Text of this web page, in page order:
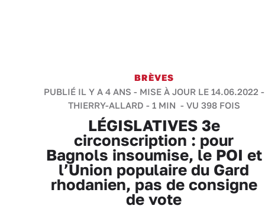
BRÈVES
PUBLIÉ IL Y A 4 ANS - MISE À JOUR LE 14.06.2022 -
THIERRY-ALLARD - 1 MIN - VU 398 FOIS
LÉGISLATIVES 3e
circonscription : pour
Bagnols insoumise, le POI et
l’Union populaire du Gard
rhodanien, pas de consigne
de vote